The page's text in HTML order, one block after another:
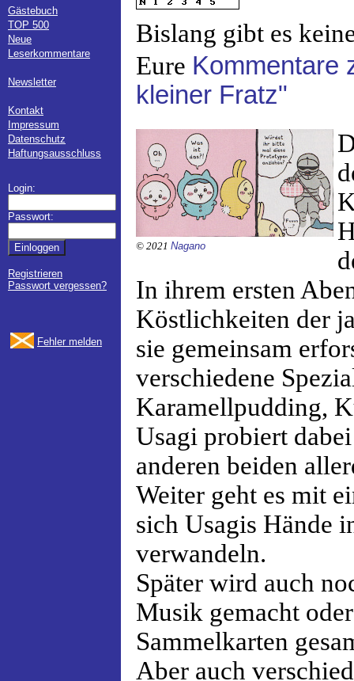
Gästebuch
TOP 500
Neue
Leserkommentare
Newsletter
Kontakt
Impressum
Datenschutz
Haftungsausschluss
Login:
Passwort:
Registrieren
Passwort vergessen?
Fehler melden
Bislang gibt es
Eure Kommentare
kleiner Fratz"
© 2021 Nagano
In ihrem ersten
Köstlichkeiten der
sie gemeinsam
verschiedene
Karamellpudding,
Usagi probiert
anderen beiden
Weiter geht es mit
sich Usagis Hände
verwandeln.
Später wird auch
Musik gemacht
Sammelkarten
Aber auch